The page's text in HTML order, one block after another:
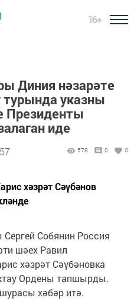
16+
Диния нәзарәте
турында указны
Президенты
иде
578 0 0
хәзрәт Сәүбәнов
Собянин Россия
шәех Равил
хәзрәт Сәүбәновка
Ордены тапшырды.
хәбәр итә.